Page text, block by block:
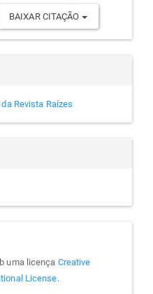
BAIXAR CITAÇÃO
Revista Raízes
uma licença Creative
License.